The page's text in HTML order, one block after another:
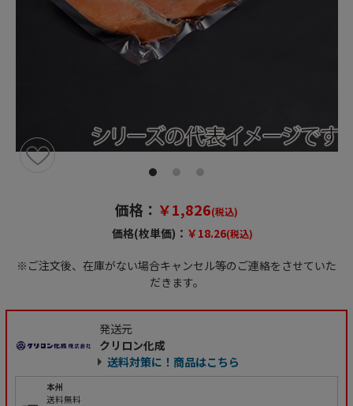
価格： ￥1,826(税込)
価格(枚単価)： ￥18.26(税込)
※ご注文後、在庫がない場合キャンセル等のご連絡をさせていた
だきます。
発送元
クリロン化成
送料対策に！商品はこちら
本州
送料無料